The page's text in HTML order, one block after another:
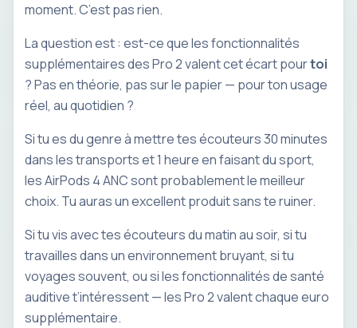
moment. C’est pas rien.
La question est : est-ce que les fonctionnalités
supplémentaires des Pro 2 valent cet écart pourtoi
? Pas en théorie, pas sur le papier — pour ton usage
réel, au quotidien ?
Si tu es du genre à mettre tes écouteurs 30 minutes
dans les transports et 1 heure en faisant du sport,
les AirPods 4 ANC sont probablement le meilleur
choix. Tu auras un excellent produit sans te ruiner.
Si tu vis avec tes écouteurs du matin au soir, si tu
travailles dans un environnement bruyant, si tu
voyages souvent, ou si les fonctionnalités de santé
auditive t’intéressent — les Pro 2 valent chaque euro
supplémentaire.